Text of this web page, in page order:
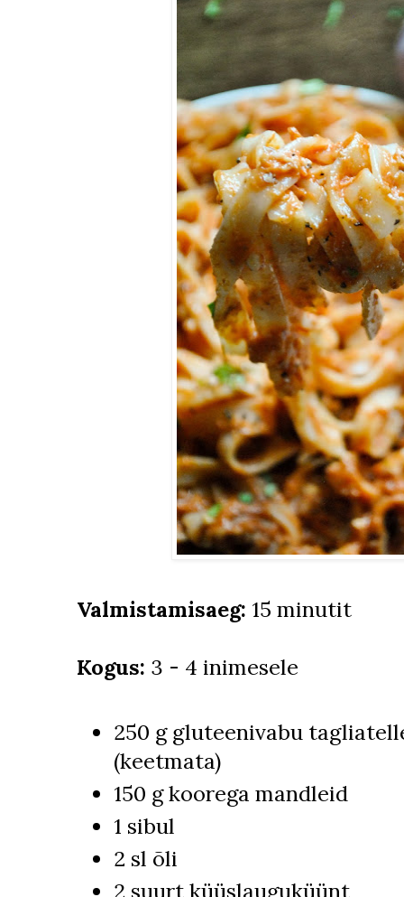
Valmistamisaeg: 15 minutit
Kogus: 3 - 4 inimesele
250 g gluteenivabu
(keetmata)
150 g koorega mandleid
1 sibul
2 sl õli
2 suurt küüslauguküünt